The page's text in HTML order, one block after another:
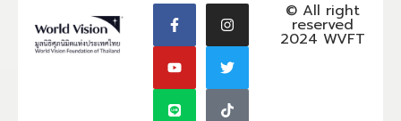
© All right
reserved
2024 WVFT